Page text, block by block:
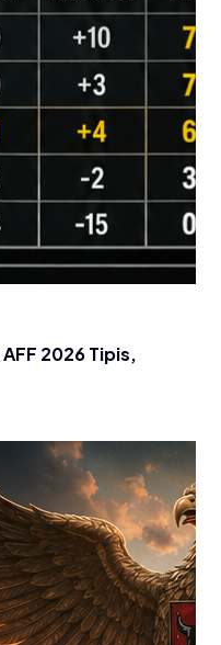
2026 Tipis,